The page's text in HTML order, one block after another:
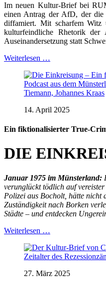
Im neuen Kultur-Brief bei
einen Antrag der AfD, der die
diffamiert. Mit scharfem
kulturfeindliche Rhetorik
Auseinandersetzung statt
Weiterlesen …
14. April 2025
Ein fiktionalisierter True-
DIE
Januar 1975 im Münsterland:
verunglückt tödlich auf
Polizei aus Bocholt, hätte nicht
Zuständigkeit nach Borken
Städte – und entdecken
Weiterlesen …
27. März 2025